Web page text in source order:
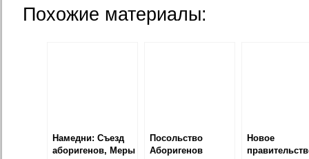
Похожие материалы:
Намедни: Съезд
аборигенов, Меры
Посольство
Аборигенов
Новое